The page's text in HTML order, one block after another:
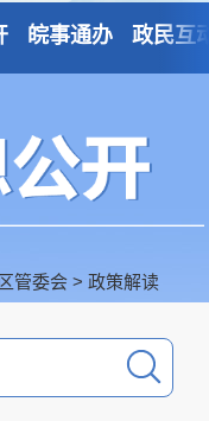
皖事通办 政民互
管委会 > 政策解读